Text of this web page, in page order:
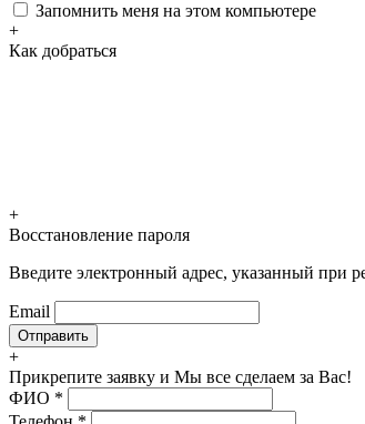
Запомнить меня на этом компьютере
+
Как добраться
+
Восстановление пароля
Введите электронный адрес, указанный при
Email
+
Прикрепите заявку и Мы все сделаем за Вас!
ФИО *